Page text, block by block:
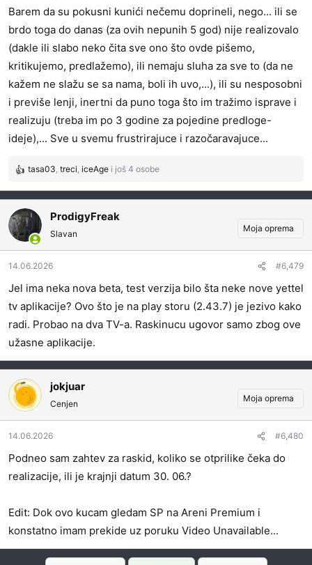
marginama", tj fusnotu na pdf-u, iako većina nas plaća
računa kroz Yettel app. Zašto nije bila push notifikacija o
promeni cene?
4. Primena poskupljenja i za korisnike pod ugovornom
obavezom, iako je (ajde malo nostalgije) većina korisnika
ovde aktivna od kreiranja platforme i učestvovala
kritikama u razvoju aplikacije. E, kad je došlo
poskupljenje, bili ste pokusni kunići, šta da vam radim.
(APP politika. Ko hoće da ide, daćemo mu 12 meseci po
5. Znam da je i XploreTV još uvek u razvoju i ima svojih
falinki, ali ću ga barem razvijati sa benefitima za mene
(plus je developer vrlo aktivan ovde na forumu).
6. Ovo nije direktno vezano za vas, već za sve
operatere. Dosta mi je više retention politike i toga da
situaciju i normalnije cene usluga.
Barem da su pokusni kunići nečemu doprineli, nego... ili se
brdo toga do danas (za ovih nepunih 5 god) nije realizovalo
(dakle ili slabo neko čita sve ono što ovde pišemo,
kritikujemo, predlažemo), ili nemaju sluha za sve to (da ne
kažem ne slažu se sa nama, boli ih uvo,...), ili su nesposobni
i previše lenji, inertni da puno toga što im tražimo isprave i
realizuju (treba im po 3 godine za pojedine predloge-
ideje),... Sve u svemu frustrirajuce i razočaravajuce...
R
e
a
g
o
v
a
n
a
:
tasa03, treci, iceAge i još 4 osobe
ProdigyFreak
Slavan
Moja oprema
14.06.2026 #6,479
Jel ima neka nova beta, test verzija bilo šta neke nove yettel
tv aplikacije? Ovo što je na play storu (2.43.7) je jezivo kako
radi. Probao na dva TV-a. Raskinucu ugovor samo zbog ove
užasne aplikacije.
jokjuar
Cenjen
Moja oprema
14.06.2026 #6,480
Podneo sam zahtev za raskid, koliko se otprilike čeka do
realizacije, ili je krajnji datum 30. 06.?
Edit: Dok ovo kucam gledam SP na Areni Premium i
konstatno imam prekide uz poruku Video Unavailable...